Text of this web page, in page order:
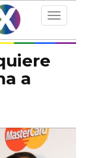
Toggle
a